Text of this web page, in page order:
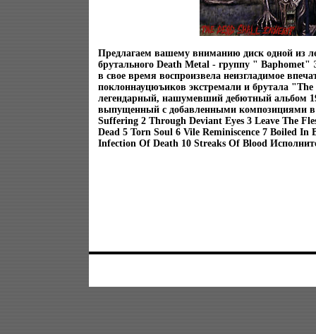
Предлагаем вашему вниманию диск одной из
брутального Death Metal - группу "
в свое время воспроизвела неизгладимое
поклоннауцюъиков экстремали и брутала
легендарный, нашумевший дебютный альбом
выпущенный с добавленными композициями в
Suffering 2 Through Deviant Eyes 3 Leave The
Dead 5 Torn Soul 6 Vile Reminiscence 7 Boiled In
Infection Of Death 10 Streaks Of Blood